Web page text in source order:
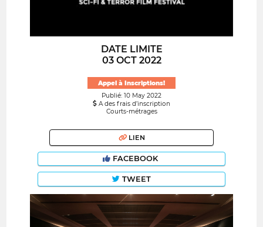
DATE LIMITE
03 OCT 2022
Appel à Inscriptions!
Publié: 10 May 2022
A des frais d’inscription
Courts-métrages
LIEN
FACEBOOK
TWEET